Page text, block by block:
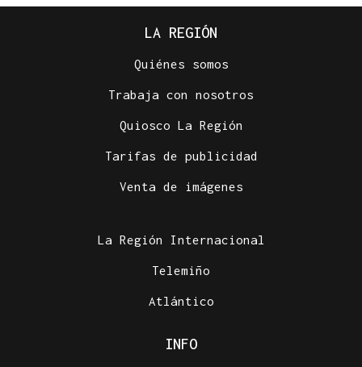
LA REGIÓN
Quiénes somos
Trabaja con nosotros
Quiosco La Región
Tarifas de publicidad
Venta de imágenes
La Región Internacional
Telemiño
Atlántico
INFO